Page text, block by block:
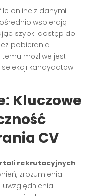
online z danymi
wspierają
szybki dostęp do
pobierania
temu możliwe jest
kandydatów
Kluczowe
CV
rekrutacyjnych
zrozumienia
uwzględnienia